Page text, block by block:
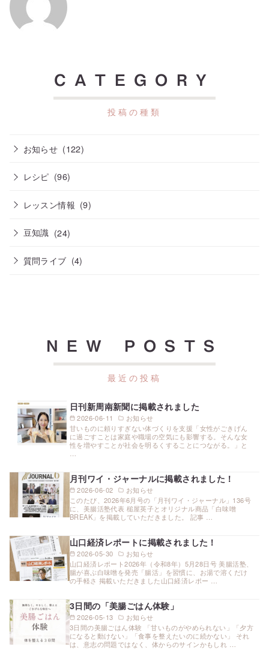
CATEGORY
お知らせ (122)
レシピ (96)
レッスン情報 (9)
豆知識 (24)
質問ライブ (4)
NEW POSTS
2026-06-11 お知らせ
日刊新周南新聞に掲載されました
甘いものに頼りすぎない体づくりを支援「女性がごきげん
に過ごすことは家庭や職場の空気にも影響する。そんな女
性を増やすことが社会を明るくすることにつながる。」と
2026-06-02 お知らせ
月刊ワイ・ジャーナルに掲載されました！
このたび、2026年6月号の「月刊ワイ・ジャーナル」136号
に、美腸活塾代表 槌屋英子とオリジナル商品「白味噌
BREAK」を掲載していただきました。 記事 …
2026-05-30 お知らせ
山口経済レポートに掲載されました！
山口経済レポート2026年（令和8年）5月28日号 美腸活塾、
腸が喜ぶ白味噌を発売「腸活」を習慣に、お湯で溶くだけ
の手軽さ 掲載いただきました山口経済レポー …
2026-05-13 お知らせ
3日間の「美腸ごはん体験」
3日間の美腸ごはん体験 「甘いものがやめられない」「夕方
になると動けない」「食事を整えたいのに続かない」 それ
は、意志の問題ではなく、体からのサインかもしれ …